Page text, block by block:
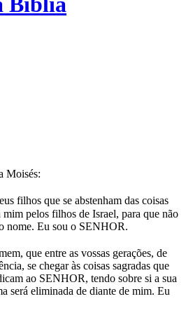
Moisés:
filhos que se abstenham das coisas
mim pelos filhos de Israel, para que não
nome. Eu sou o SENHOR.
que entre as vossas gerações, de
se chegar às coisas sagradas que
ao SENHOR, tendo sobre si a sua
será eliminada de diante de mim. Eu